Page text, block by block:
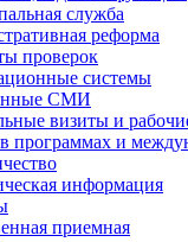
служба
реформа
проверок
системы
СМИ
визиты и
программах и
информация
приемная